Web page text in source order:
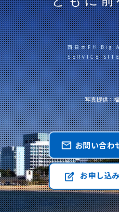
西日本FH Big
SERVICE
お問い合わ
お申し込
写真提供：